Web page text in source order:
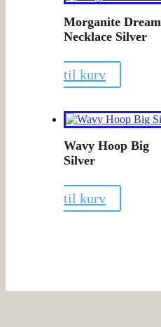
Morganite Dream
Necklace Silver
til kurv
Wavy Hoop Big
Silver
til kurv